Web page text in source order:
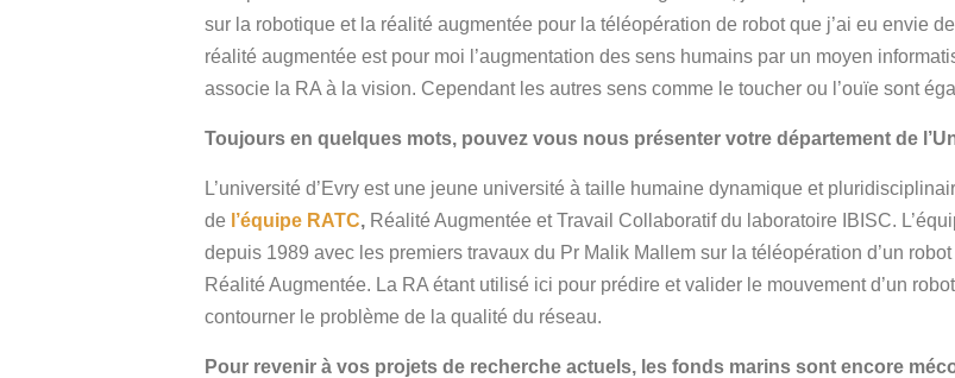
sur la robotique et la réalité augmentée pour la téléopération de robot que j’ai eu envie
réalité augmentée est pour moi l’augmentation des sens humains par un moyen
associe la RA à la vision. Cependant les autres sens comme le toucher ou l’ouïe sont
Toujours en quelques mots, pouvez vous nous présenter votre département de
L’université d’Evry est une jeune université à taille humaine dynamique et
de l’équipe RATC, Réalité Augmentée et Travail Collaboratif du laboratoire IBISC.
depuis 1989 avec les premiers travaux du Pr Malik Mallem sur la téléopération d’un
Réalité Augmentée. La RA étant utilisé ici pour prédire et valider le mouvement d’un
contourner le problème de la qualité du réseau.
Pour revenir à vos projets de recherche actuels, les fonds marins sont encore